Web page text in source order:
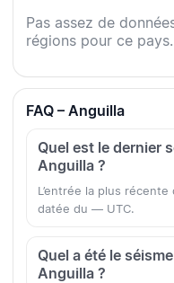
Pas assez de
régions pour ce pays.
FAQ – Anguilla
Quel est le dernier
Anguilla ?
L’entrée la plus
datée du — UTC.
Quel a été le
Anguilla ?